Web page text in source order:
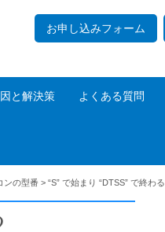
お申し込みフォーム
と解決策 よくある質問
ンの型番 > “S” で始まり “DTSS” で終わる